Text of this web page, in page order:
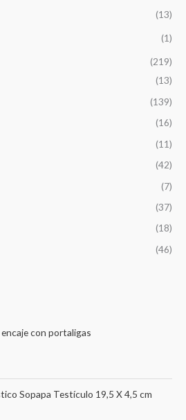
(13)
(1)
(219)
(13)
(139)
(16)
(11)
(42)
(7)
(37)
(18)
(46)
con portaligas
Sopapa Testículo 19,5 X 4,5 cm